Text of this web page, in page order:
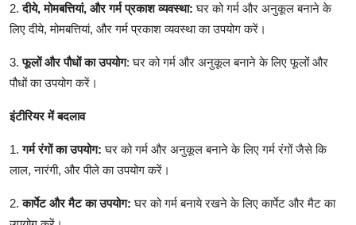
2.दीये, मोमबत्तियां, और गर्म प्रकाश व्यवस्था: घर को गर्म और अनुकूल बनाने के
लिए दीये, मोमबत्तियां, और गर्म प्रकाश व्यवस्था का उपयोग करें।
3.फूलों और पौधों का उपयोग: घर को गर्म और अनुकूल बनाने के लिए फूलों और
पौधों का उपयोग करें।
इंटीरियर मेंबदलाव
1.गर्म रंगों का उपयोग: घर को गर्म और अनुकूल बनाने के लिए गर्म रंगों जैसे कि
लाल, नारंगी, और पीले का उपयोग करें।
2.कार्पेट और मैट का उपयोग: घर को गर्म बनाये रखने के लिए कार्पेट और मैट का